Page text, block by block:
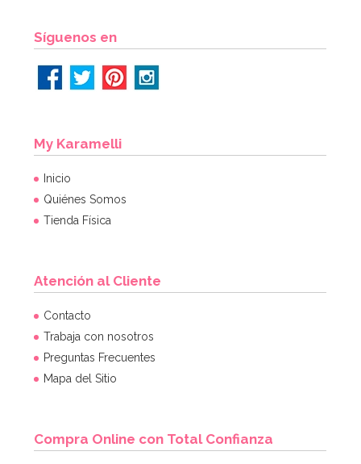
Síguenos en
My Karamelli
Inicio
Quiénes Somos
Tienda Física
Atención al Cliente
Contacto
Trabaja con nosotros
Preguntas Frecuentes
Mapa del Sitio
Compra Online con Total Confianza